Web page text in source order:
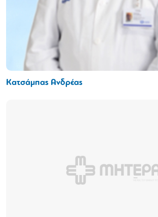
Κατσάμπας Ανδρέας